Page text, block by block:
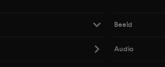
Beeld
Audio